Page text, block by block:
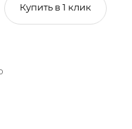
Купить в 1 клик